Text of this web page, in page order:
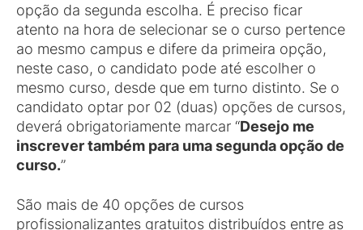
opção da segunda escolha. É preciso ficar
atento na hora de selecionar se o curso pertence
ao mesmo campus e difere da primeira opção,
neste caso, o candidato pode até escolher o
mesmo curso, desde que em turno distinto. Se o
candidato optar por 02 (duas) opções de cursos,
deverá obrigatoriamente marcar “Desejo me
inscrever também para uma segunda opção de
curso.”
São mais de 40 opções de cursos
profissionalizantes gratuitos distribuídos entre as